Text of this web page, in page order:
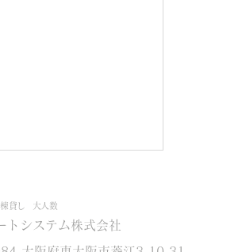
貸し 大人数
トシステム株式会社